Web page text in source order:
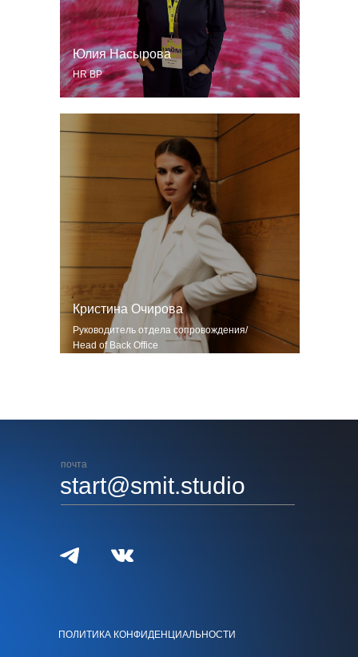
Юлия Насырова
HR BP
Руководитель отдела сопровождения/
Head of Back Office
Кристина Очирова
почта
start@smit.studio
ПОЛИТИКА КОНФИДЕНЦИАЛЬНОСТИ